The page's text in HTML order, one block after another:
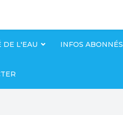
DE L'EAU INFOS ABONNÉS